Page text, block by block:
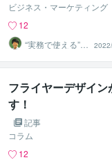
ビジネス・マーケティング
12
“実務で使える”改
善パートナー／
かめきち
フライヤーデザイ
す！
記事
コラム
12